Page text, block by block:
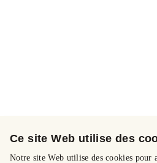
Ce site Web utilise des
Notre site Web utilise des cookies pour